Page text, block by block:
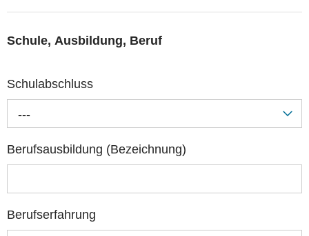
Schule, Ausbildung, Beruf
Schulabschluss
---
Berufsausbildung (Bezeichnung)
Berufserfahrung